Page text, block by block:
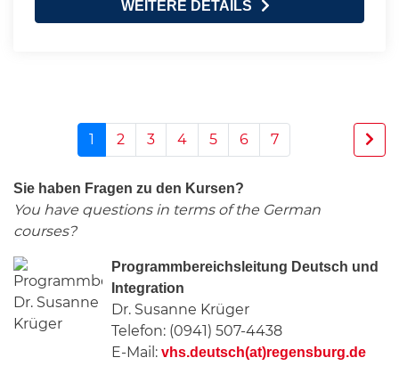
WEITERE DETAILS
1 2 3 4 5 6 7
Sie haben Fragen zu den Kursen?
You have questions in terms of the German
courses?
Programmbereichsleitung Deutsch und
Integration
Dr. Susanne Krüger
Telefon: (0941) 507-4438
E-Mail: vhs.deutsch(at)regensburg.de